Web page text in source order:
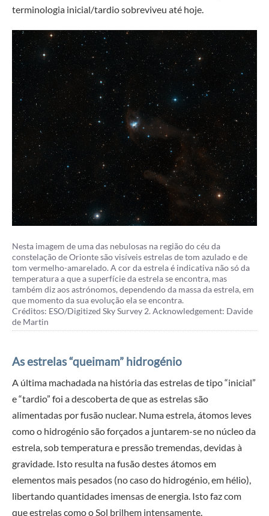
terminologia inicial/tardio sobreviveu até hoje.
Nesta imagem de uma das nebulosas na região do céu da
constelação de Orionte são visíveis estrelas de tom azulado e de
tom vermelho-amarelado. A cor da estrela é indicativa não só da
temperatura a que a superfície da estrela se encontra, mas
também diz aos astrónomos, dependendo da massa da estrela, em
que momento da sua evolução ela se encontra.
Créditos: ESO/Digitized Sky Survey 2. Acknowledgement: Davide
de Martin
As estrelas “queimam” hidrogénio
A última machadada na história das estrelas de tipo “inicial”
e “tardio” foi a descoberta de que as estrelas são
alimentadas por fusão nuclear. Numa estrela, átomos leves
como o hidrogénio são forçados a juntarem-se no núcleo da
estrela, sob temperatura e pressão tremendas, devidas à
gravidade. Isto resulta na fusão destes átomos em
elementos mais pesados (no caso do hidrogénio, em hélio),
libertando quantidades imensas de energia. Isto faz com
que estrelas como o Sol brilhem intensamente.